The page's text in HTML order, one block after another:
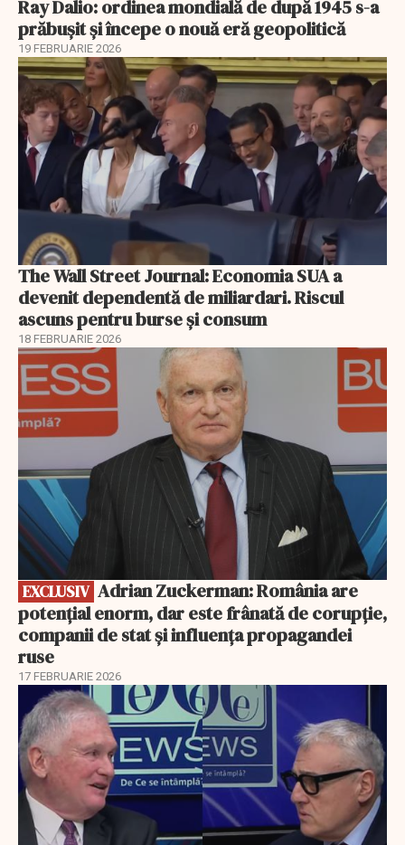
Ray Dalio: ordinea mondială de după 1945 s-a
prăbușit și începe o nouă eră geopolitică
19 FEBRUARIE 2026
The Wall Street Journal: Economia SUA a
devenit dependentă de miliardari. Riscul
ascuns pentru burse și consum
18 FEBRUARIE 2026
EXCLUSIV
EXCLUSIV
potențial enorm, dar este frânată de corupție,
companii de stat și influența propagandei
ruse
17 FEBRUARIE 2026
EXCLUSIV